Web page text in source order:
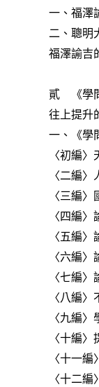
一、福澤
二、聰明
福澤諭吉
貳 《學
往上提升
一、《學
〈初編
〈二編
〈三編
〈四編
〈五編
〈六編
〈七編
〈八編
〈九編
〈十編
〈十一
〈十二